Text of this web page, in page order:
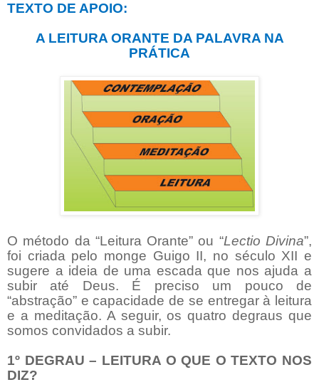
TEXTO DE APOIO:
A LEITURA ORANTE DA PALAVRA NA
PRÁTICA
O método da “Leitura Orante” ou “Lectio Divina”,
foi criada pelo monge Guigo II, no século XII e
sugere a ideia de uma escada que nos ajuda a
subir até Deus. É preciso um pouco de
“abstração” e capacidade de se entregar à leitura
e a meditação. A seguir, os quatro degraus que
somos convidados a subir.
1º DEGRAU – LEITURA O QUE O TEXTO NOS
DIZ?